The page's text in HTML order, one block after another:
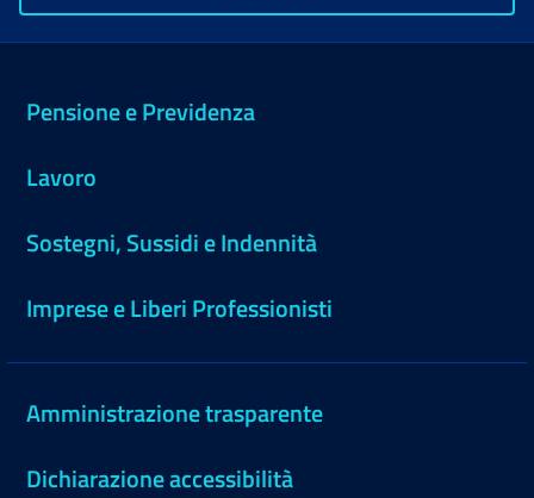
Pensione e Previdenza
Lavoro
Sostegni, Sussidi e Indennità
Imprese e Liberi Professionisti
Amministrazione trasparente
Dichiarazione accessibilità